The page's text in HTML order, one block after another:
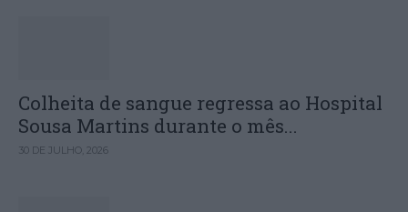
Colheita de sangue regressa ao Hospital
Sousa Martins durante o mês...
30 DE JULHO, 2026